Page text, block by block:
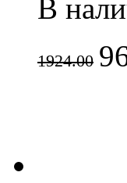
В
1924.00